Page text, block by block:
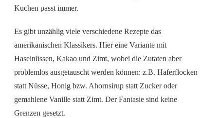
Kuchen passt immer.
Es gibt unzählig viele verschiedene Rezepte das
amerikanischen Klassikers. Hier eine Variante mit
Haselnüssen, Kakao und Zimt, wobei die Zutaten aber
problemlos ausgetauscht werden können: z.B. Haferflocken
statt Nüsse, Honig bzw. Ahornsirup statt Zucker oder
gemahlene Vanille statt Zimt. Der Fantasie sind keine
Grenzen gesetzt.